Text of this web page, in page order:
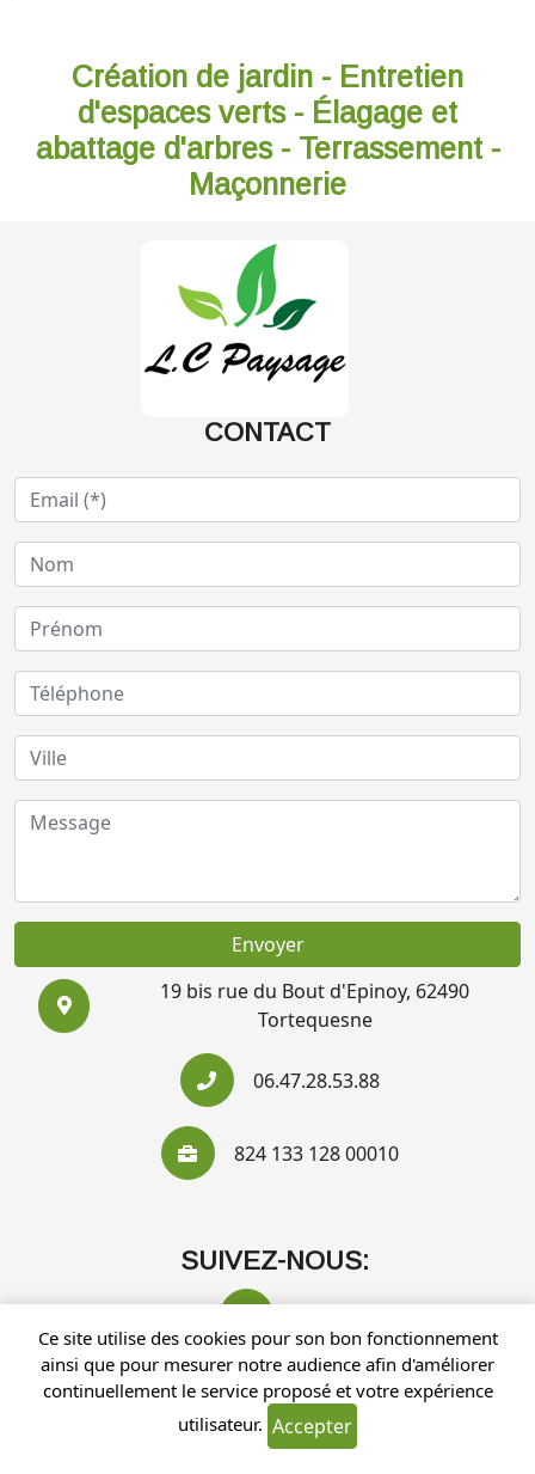
Création de jardin - Entretien
d'espaces verts - Élagage et
abattage d'arbres - Terrassement -
Maçonnerie
CONTACT
Envoyer
19 bis rue du Bout d'Epinoy, 62490
Tortequesne
06.47.28.53.88
824 133 128 00010
SUIVEZ-NOUS:
Recherches fréquentes
Ce site utilise des cookies pour son bon fonctionnement
ainsi que pour mesurer notre audience afin d'améliorer
continuellement le service proposé et votre expérience
utilisateur. Accepter